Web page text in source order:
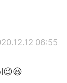
06:55